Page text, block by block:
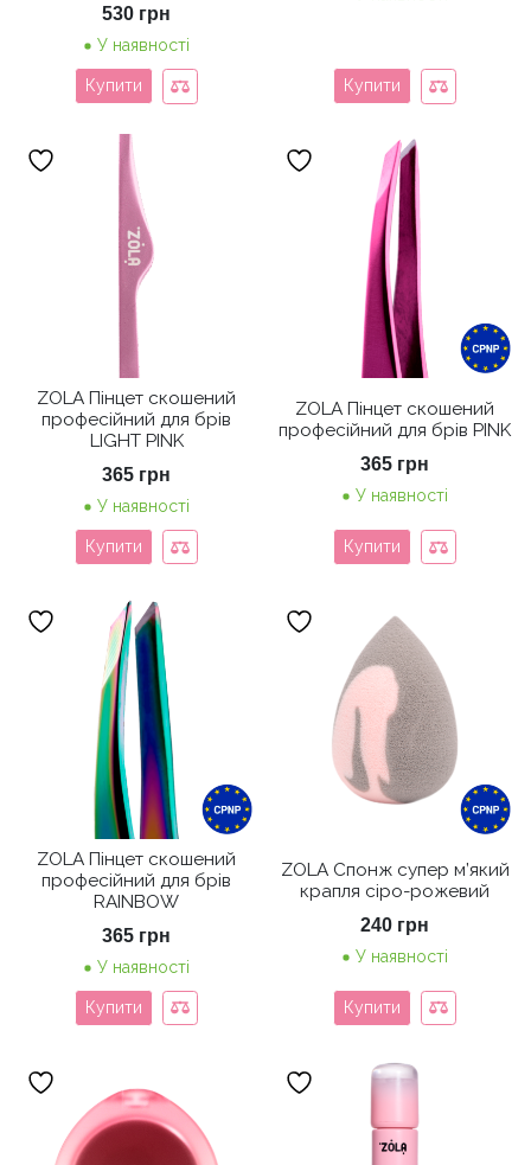
530 грн
У наявності
Купити Купити
ZOLA Пінцет скошений
професійний для брів
LIGHT PINK
365 грн
У наявності
Купити
ZOLA Пінцет скошений
професійний для брів PINK
365 грн
У наявності
Купити
ZOLA Пінцет скошений
професійний для брів
RAINBOW
365 грн
У наявності
Купити
ZOLA Спонж супер м’який
крапля сіро-рожевий
240 грн
У наявності
Купити